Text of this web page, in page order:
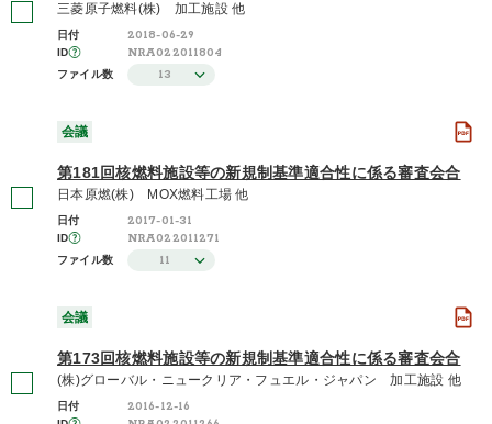
三菱原子燃料(株) 加工施設 他
日付 2018-06-29
ID NRA022011804
ファイル数 13
会議
第181回核燃料施設等の新規制基準適合性に係る審査会合
日本原燃(株) MOX燃料工場 他
日付 2017-01-31
ID NRA022011271
ファイル数 11
会議
第173回核燃料施設等の新規制基準適合性に係る審査会合
(株)グローバル・ニュークリア・フュエル・ジャパン 加工施設 他
日付 2016-12-16